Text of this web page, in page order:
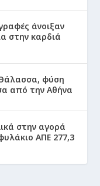
άνοιξαν
στην καρδιά
φύση
από την Αθήνα
στην αγορά
ΑΠΕ 277,3